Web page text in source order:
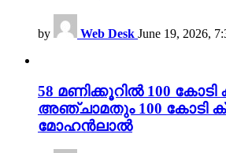
by Web Desk June 19, 2026,
58 മണിക്കൂറിൽ 100 കോടി
അഞ്ചാമതും 100 കോടി
മോഹൻലാൽ